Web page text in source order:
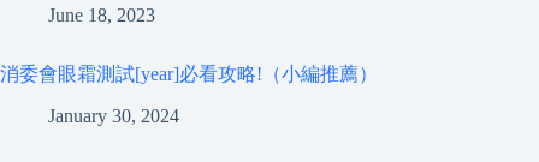
June 18, 2023
消委會眼霜測試[year]必看攻略!（小編推薦）
January 30, 2024